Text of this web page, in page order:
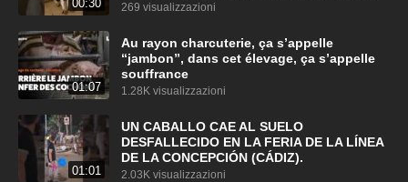
00:30 269 visualizzazioni
01:07
Au rayon charcuterie, ça s’appelle
“jambon”, dans cet élevage, ça s’appelle
souffrance
1.28K visualizzazioni
01:01
UN CABALLO CAE AL SUELO
DESFALLECIDO EN LA FERIA DE LA LÍNEA
DE LA CONCEPCIÓN (CÁDIZ).
2.03K visualizzazioni